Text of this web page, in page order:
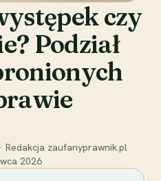
czy
Podział
· Redakcja zaufanyprawnik.pl
2026